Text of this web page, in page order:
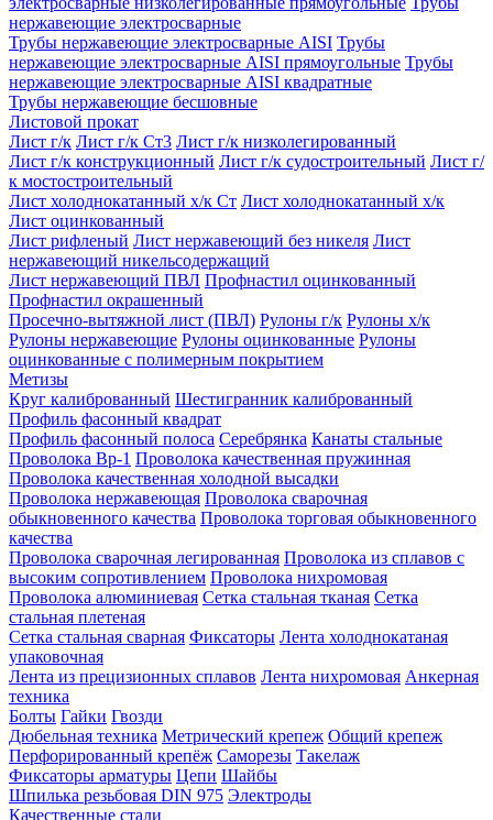
нержавеющие электросварные
Трубы нержавеющие электросварные AISI Трубы
нержавеющие электросварные AISI прямоугольные Трубы
нержавеющие электросварные AISI квадратные
Трубы нержавеющие бесшовные
Листовой прокат
Лист г/к Лист г/к Ст3 Лист г/к низколегированный
Лист г/к конструкционный Лист г/к судостроительный Лист г/
к мостостроительный
Лист холоднокатанный х/к Ст Лист холоднокатанный х/к
Лист оцинкованный
Лист рифленый Лист нержавеющий без никеля Лист
нержавеющий никельсодержащий
Лист нержавеющий ПВЛ Профнастил оцинкованный
Профнастил окрашенный
Просечно-вытяжной лист (ПВЛ) Рулоны г/к Рулоны х/к
Рулоны нержавеющие Рулоны оцинкованные Рулоны
оцинкованные с полимерным покрытием
Метизы
Круг калиброванный Шестигранник калиброванный
Профиль фасонный квадрат
Профиль фасонный полоса Серебрянка Канаты стальные
Проволока Вр-1 Проволока качественная пружинная
Проволока качественная холодной высадки
Проволока нержавеющая Проволока сварочная
обыкновенного качества Проволока торговая обыкновенного
качества
Проволока сварочная легированная Проволока из сплавов с
высоким сопротивлением Проволока нихромовая
Проволока алюминиевая Сетка стальная тканая Сетка
стальная плетеная
Сетка стальная сварная Фиксаторы Лента холоднокатаная
упаковочная
Лента из прецизионных сплавов Лента нихромовая Анкерная
техника
Болты Гайки Гвозди
Дюбельная техника Метрический крепеж Общий крепеж
Перфорированный крепёж Саморезы Такелаж
Фиксаторы арматуры Цепи Шайбы
Шпилька резьбовая DIN 975 Электроды
Качественные стали